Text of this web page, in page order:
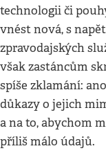
technologii či
vnést nová, s
zpravodajských
však zastáncům
spíše zklamání:
důkazy o jejich
a na to, abychom
příliš málo údajů.